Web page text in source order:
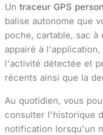
Un traceur GPS
balise autonome que
poche, cartable, sac à
appairé à
l'activité détectée et
récents ainsi que la
Au quotidien, vous
consulter l'historique
notification lorsqu'un